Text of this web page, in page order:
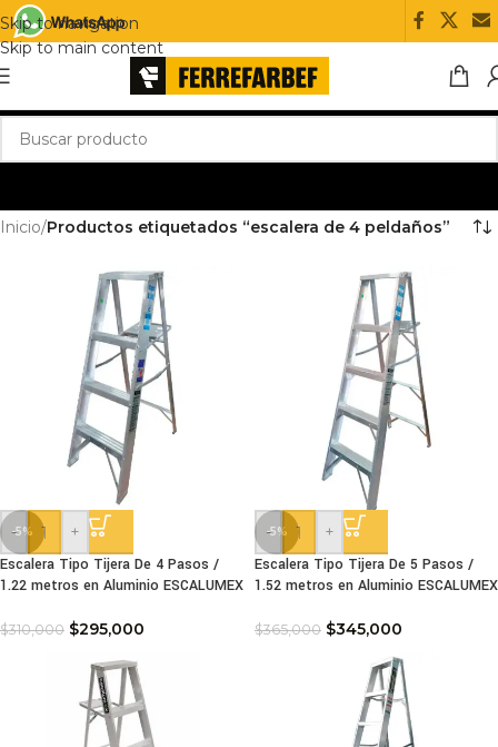
Skip to navigation
Skip to main content
Inicio/Productos etiquetados “escalera de 4 peldaños”
-5%
-
+
Escalera Tipo Tijera De 4 Pasos /
1.22 metros en Aluminio ESCALUMEX
$310,000 $295,000
-5%
-
+
Escalera Tipo Tijera De 5 Pasos /
1.52 metros en Aluminio ESCALUMEX
$365,000 $345,000